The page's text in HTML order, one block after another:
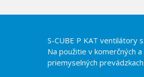
S-CUBE P KAT ventilátory
Na použitie v komerčných
priemyselných prevádzkach.